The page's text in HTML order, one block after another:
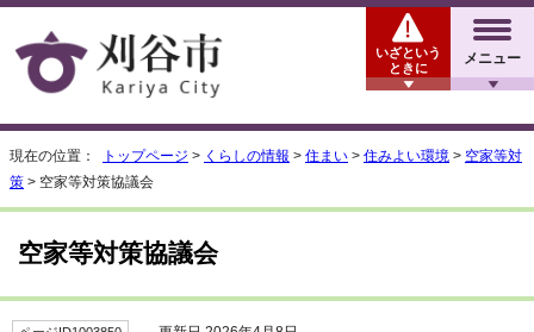
メニュー
いざという
ときに
現在の位置： トップページ > くらしの情報 > 住まい > 住みよい環境 > 空家等対
策 > 空家等対策協議会
空家等対策協議会